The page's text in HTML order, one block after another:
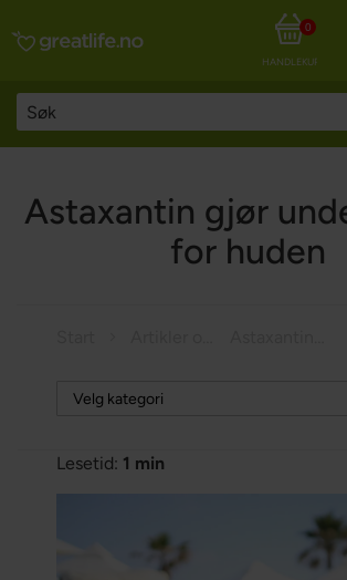
HANDLEKURV
0
Astaxantin gjør
for huden
Lesetid: 1 min